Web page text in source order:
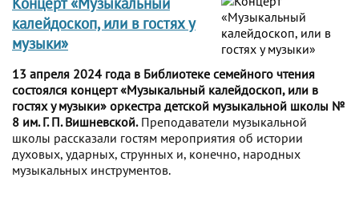
калейдоскоп, или в гостях у
музыки»
13 апреля 2024 года в Библиотеке семейного чтения
состоялся концерт «Музыкальный калейдоскоп, или в
гостях у музыки» оркестра детской музыкальной школы №
8 им. Г. П. Вишневской.Преподаватели музыкальной
школы рассказали гостям мероприятия об истории
духовых, ударных, струнных и, конечно, народных
музыкальных инструментов.